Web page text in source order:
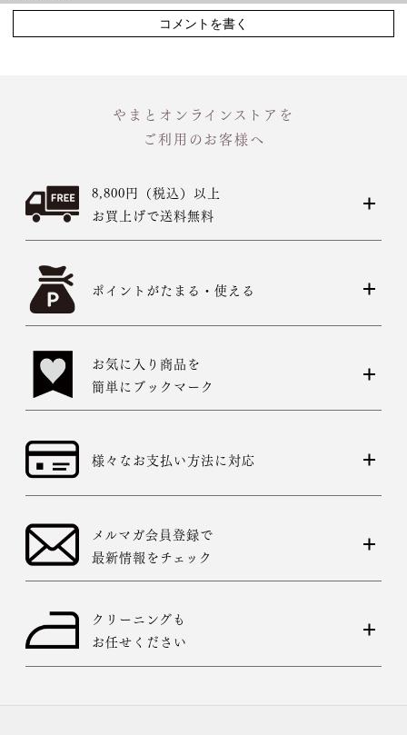
コメントを書く
やまとオンラインストアを
ご利用のお客様へ
8,800円（税込）以上
お買上げで送料無料
ポイントがたまる・使える
お気に入り商品を
簡単にブックマーク
様々なお支払い方法に対応
メルマガ会員登録で
最新情報をチェック
クリーニングも
お任せください